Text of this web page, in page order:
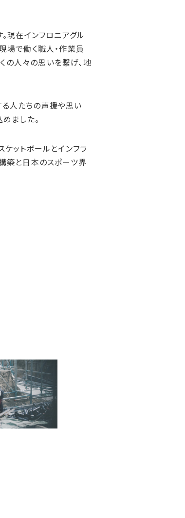
現在インフロニアグル
で働く職人・作業員
の人々の思いを繋げ、地
人たちの声援や思い
ました。
ケットボールとインフラ
築と日本のスポーツ界